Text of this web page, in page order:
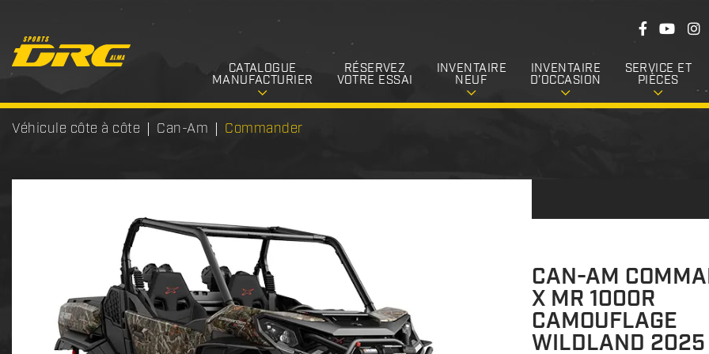
CATALOGUE
MANUFACTURIER
RÉSERVEZ
VOTRE ESSAI
INVENTAIRE
NEUF
INVENTAIRE
D’OCCASION
SERVICE ET
PIÈCES
S
i
v
e
z
F
e
b
o
k
Y
T
u
b
e
I
t
a
Véhicule côte à côte Can-Am Commander
CAN-AM
X MR 1000R
CAMOUFLAGE
WILDLAND 2025